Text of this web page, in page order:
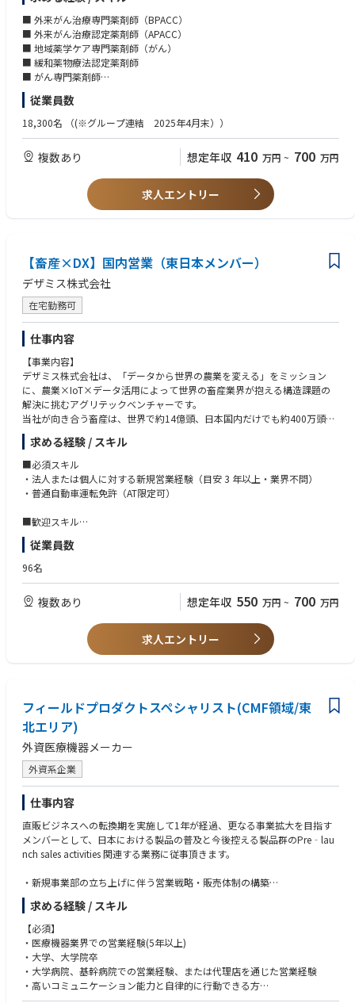
務に注力することができる環境をつくっています。
ご入社後はオリジナルの教育システムを用い、スタッフがサポートします
のでご安心ください。
●多彩なキャリアアップ
ていくことを応援します。
専門薬剤師や薬局長などのステップアップはもちろんですが、社内のキャ
リアチャレンジ制度にて人事部や経理部、
化粧品開発など薬剤師の枠を超えて活躍している社員も多くいます！
■ 外来がん治療専門薬剤師（BPACC）
■ 外来がん治療認定薬剤師（APACC）
■ 地域薬学ケア専門薬剤師（がん）
■ 緩和薬物療法認定薬剤師
■ がん専門薬剤師
■ がん指導薬剤師
従業員数
18,300名 （(※グループ連結 2025年4月末））
複数あり 想定年収 410 万円 ~ 700 万円
求人エントリー
【畜産×DX】国内営業（東日本メンバー）
デザミス株式会社
在宅勤務可
仕事内容
【事業内容】
デザミス株式会社は、「データから世界の農業を変える」をミッション
に、農業×IoT×データ活用によって世界の畜産業界が抱える構造課題の
解決に挑むアグリテックベンチャーです。
当社が向き合う畜産は、世界で約14億頭、日本国内だけでも約400万頭の
牛が存在する巨大市場であり、市場規模は約4兆円に及びます。
一方で畜産業界では、
・人手不足
・高齢化
・生産効率低下
私たちは、牛の行動データを24時間可視化するIoTプロダクト「U-motion
®」を展開し、畜産経営そのものをアップデートしてきました。
今回募集するのは、担当エリアにおける『U-motion®』の普及を加速さ
単に商材を売るのではなく、地域ごとの特性に合わせた提案から、導入後
のフォロー・運用定着まで一気通貫で携わり、
① 提案営業およびパートナー連携
・大手飼料メーカーや農協等のパートナー企業との連携・同行営業
・畜産農家への課題ヒアリング、U-motion®のご提案（バイタルデータに
基づく死亡率低下・繁殖効率向上などの提案）
② 現場導入支援・既存顧客対応
・機器設置時の現場（牛舎等）立ち会い、運用サポート、一次情報の収集
・担当エリア内における顧客の活用促進・フォローアップ
【当社での働き方について】
■ 裁量と責任を持った自走型ワークスタイル
特定のオフィスに出社義務を設けないスタイル（直行直帰ベース）を採用
しているため、自身の裁量でエリア戦略を立案・実行できる面白さがあり
ます。
一方で、マニュアルや固定化されたオペレーションは整備途上にありま
す。「すでにある仕組みを運用する」のではなく、
現場課題から逆算して自ら営業プロセスや仕組みを作り上げていく姿勢が
求められます。
【このポジションの面白さ・やりがい】
◾️市場価値の高い営業経験
求める経験 / スキル
■必須スキル
・法人または個人に対する新規営業経験（目安 3 年以上・業界不問）
・普通自動車運転免許（AT限定可）
■歓迎スキル
・無形商材（SaaS、ITサービス、コンサルティング等）の提案営業経験
・代理店営業／パートナーセールスの経験
・一次産業、ソーシャルビジネスに関する強い興味・関心
・現場（牧場）へ実際に足を運び、農家様と同じ目線で課題に向き合える
・出張（エリア内の宿泊を伴う移動）に対応できる方
・現場の課題に合わせてプロセスや型を自らアップデート・改善できる方
従業員数
96名
複数あり 想定年収 550 万円 ~ 700 万円
求人エントリー
フィールドプロダクトスペシャリスト(CMF領域/東
北エリア)
外資医療機器メーカー
外資系企業
仕事内容
直販ビジネスへの転換期を実施して1年が経過、更なる事業拡大を目指す
メンバーとして、日本における製品の普及と今後控える製品群のPre‐lau
nch sales activities 関連する業務に従事頂きます。
・新規事業部の立ち上げに伴う営業戦略・販売体制の構築
・大学病院、基幹病院を中心とした医師、看護師、臨床工学技士への
製品提案、デモンストレーション等の営業活動
・販売代理店との協業体制構築、トレーニングおよび営業支援
・国内の主要顧客(医療従事者)、販売代理店との関係構築や維持
・製品上市に伴う学会、セミナー、ワークショップでのプロモーション活
動
・市場調査、競合分析を通じた販売戦略の立案、実行
求める経験 / スキル
【必須】
・医療機器業界での営業経験(5年以上)
・大学、大学院卒
・大学病院、基幹病院での営業経験、または代理店を通じた営業経験
・高いコミュニケーション能力と自律的に行動できる方
・普通自動車第一種運転免許